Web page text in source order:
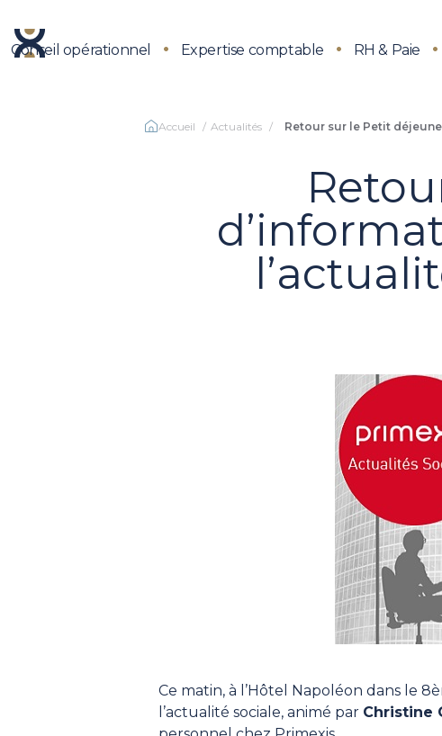
Conseil opérationnel Expertise comptable RH & Paie
Accueil Actualités Retour sur le Petit
Ce matin, à l’Hôtel Napoléon dans le
l’actualité sociale, animé par Christine